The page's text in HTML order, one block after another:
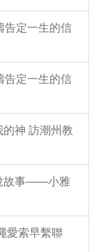
告定一生的信
告定一生的信
神 訪潮州教
故事——小雅
愛索早繫聯